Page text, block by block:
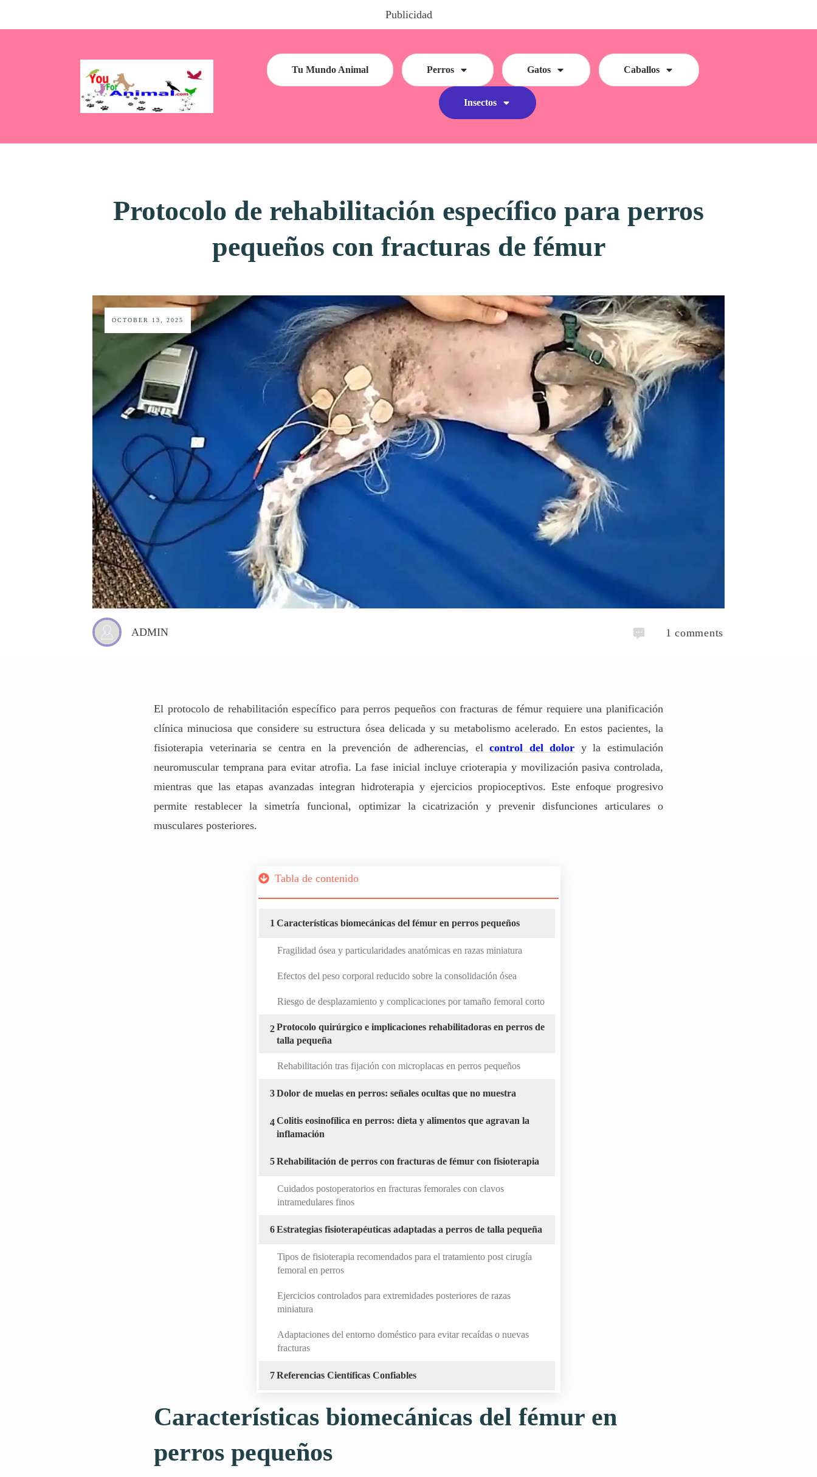
Publicidad
Tu Mundo Animal Perros Gatos Caballos
Insectos
Protocolo de rehabilitación específico para perros
pequeños con fracturas de fémur
OCTOBER 13, 2025
ADMIN 1 comments
El protocolo de rehabilitación específico para perros pequeños con fracturas de fémur requiere una planificación
clínica minuciosa que considere su estructura ósea delicada y su metabolismo acelerado. En estos pacientes, la
fisioterapia veterinaria se centra en la prevención de adherencias, elcontrol del dolor y la estimulación
neuromuscular temprana para evitar atrofia. La fase inicial incluye crioterapia y movilización pasiva controlada,
mientras que las etapas avanzadas integran hidroterapia y ejercicios propioceptivos. Este enfoque progresivo
permite restablecer la simetría funcional, optimizar la cicatrización y prevenir disfunciones articulares o
musculares posteriores.
Tabla de contenido
1 Características biomecánicas del fémur en perros pequeños
Fragilidad ósea y particularidades anatómicas en razas miniatura
Efectos del peso corporal reducido sobre la consolidación ósea
Riesgo de desplazamiento y complicaciones por tamaño femoral corto
2Protocolo quirúrgico e implicaciones rehabilitadoras en perros de
talla pequeña
Rehabilitación tras fijación con microplacas en perros pequeños
3Dolor de muelas en perros: señales ocultas que no muestra
4Colitis eosinofílica en perros: dieta y alimentos que agravan la
inflamación
5Rehabilitación de perros con fracturas de fémur con fisioterapia
Cuidados postoperatorios en fracturas femorales con clavos
intramedulares finos
6Estrategias fisioterapéuticas adaptadas a perros de talla pequeña
Tipos de fisioterapia recomendados para el tratamiento post cirugía
femoral en perros
Ejercicios controlados para extremidades posteriores de razas
miniatura
Adaptaciones del entorno doméstico para evitar recaídas o nuevas
fracturas
7Referencias Científicas Confiables
Características biomecánicas del fémur en
perros pequeños